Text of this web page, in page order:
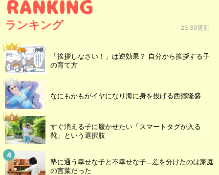
ランキング 23:30更新
「挨拶しなさい！」は逆効果？ 自分から挨拶する子
の育て方
なにもかもがイヤになり海に身を投げる西郷隆盛
すぐ消える子に履かせたい「スマートタグが入る
靴」という選択肢
塾に通う幸せな子と不幸せな子…差を分けたのは家庭
の言葉だった